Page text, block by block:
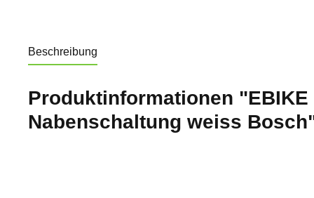
Beschreibung
Produktinformationen "EBIKE
Nabenschaltung weiss